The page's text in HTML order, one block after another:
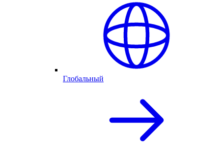
Глобальный